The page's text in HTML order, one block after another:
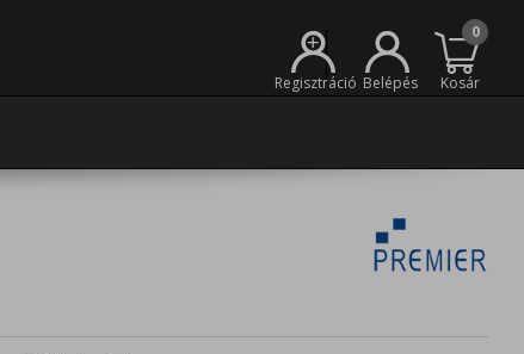
+
Regisztráció Belépés
0
Kosár